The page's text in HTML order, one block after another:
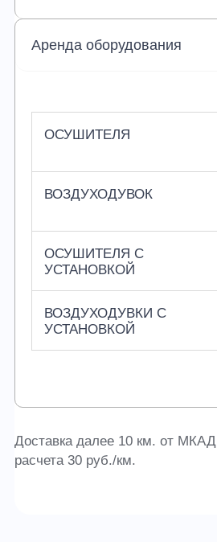
Аренда оборудования
ОСУШИТЕЛЯ
ВОЗДУХОДУВОК
ОСУШИТЕЛЯ С
УСТАНОВКОЙ
ВОЗДУХОДУВКИ С
УСТАНОВКОЙ
Доставка далее 10 км. от МКАД
расчета 30 руб./км.